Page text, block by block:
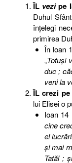
ÎL vezipe
Duhul
înţelegi
primirea
În Ioan
„Totuşi
duc ;
veni la
ÎL crezi
lui Elisei o
Ioan
cine
el
şi mai
Tatăl ;